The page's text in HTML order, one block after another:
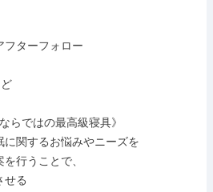
フターフォロー
らではの最高級寝具》
関するお悩みやニーズを
行うことで、
せる